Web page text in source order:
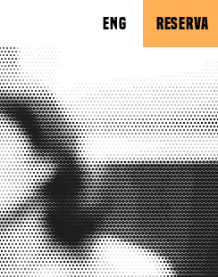
ENG RESERVA